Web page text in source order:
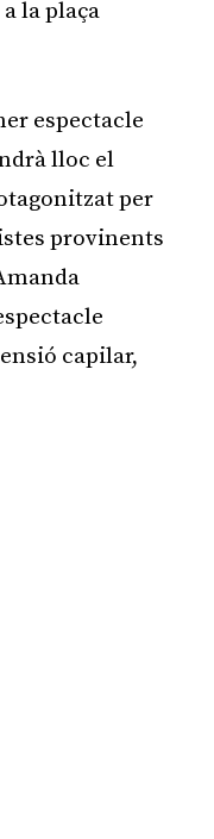
la plaça
espectacle
lloc el
per
provinents
capilar,